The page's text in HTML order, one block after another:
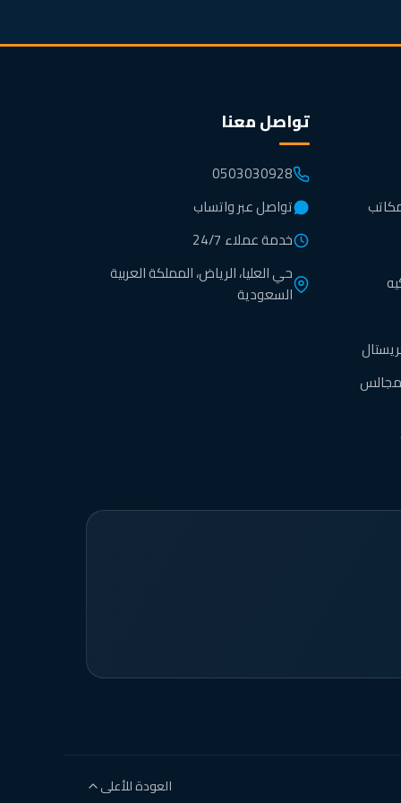
تواصل معنا
0503030928
تواصل عبر واتساب
خدمة عملاء 24/7
حي العليا، الرياض، المملكة العربية
السعودية
العودة للأعلى